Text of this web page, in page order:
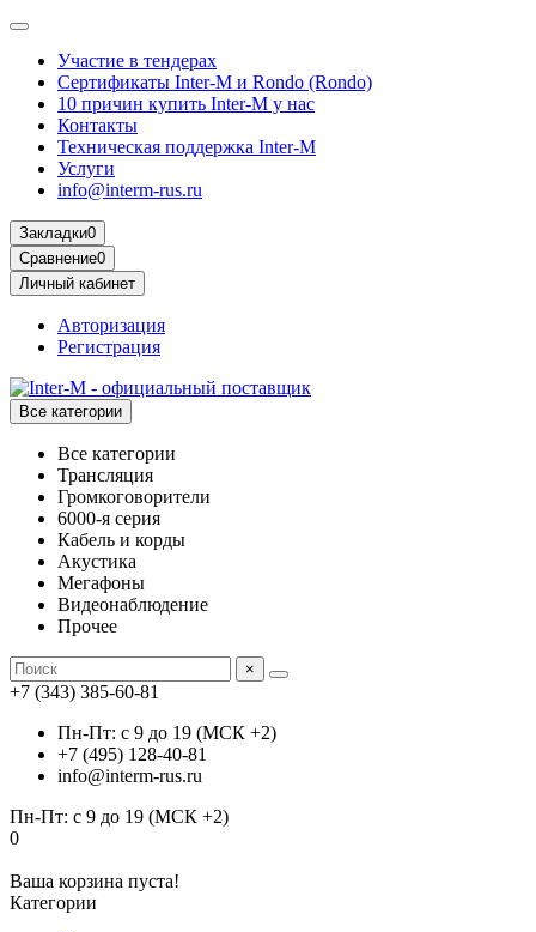
Участие в тендерах
Сертификаты Inter-M и Rondo (Rondo)
10 причин купить Inter-M у нас
Контакты
Техническая поддержка Inter-M
Услуги
info@interm-rus.ru
Закладки0
Сравнение0
Личный кабинет
Авторизация
Регистрация
Все категории
Все категории
Трансляция
Громкоговорители
6000-я серия
Кабель и корды
Акустика
Мегафоны
Видеонаблюдение
Прочее
×
+7 (343) 385-60-81
Пн-Пт: с 9 до 19 (МСК +2)
+7 (495) 128-40-81
info@interm-rus.ru
Пн-Пт: с 9 до 19 (МСК +2)
0
Ваша корзина пуста!
Категории